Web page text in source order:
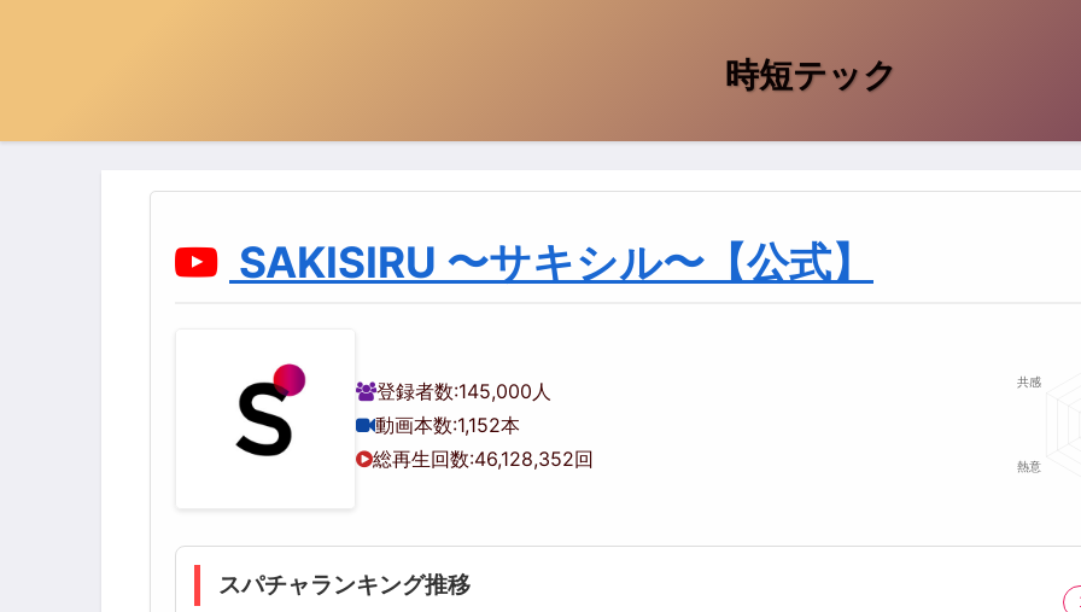
時短テック
SAKISIRU 〜サキシル〜【公式】
登録者数:145,000人
動画本数:1,152本
総再生回数:46,128,352回
スパチャランキング推移